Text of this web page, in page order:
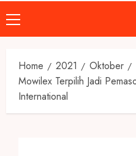
Primary
Menu
Home 2021 Oktober
Mowilex Terpilih Jadi
International